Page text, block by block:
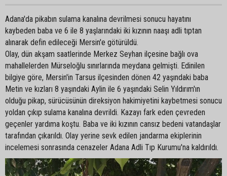
Adana'da pikabın sulama kanalına devrilmesi sonucu hayatını
kaybeden baba ve 6 ile 8 yaşlarındaki iki kızının naaşı adli tıptan
alınarak defin edileceği Mersin'e götürüldü.
Olay, dün akşam saatlerinde Merkez Seyhan ilçesine bağlı ova
mahallelerden Mürseloğlu sınırlarında meydana gelmişti. Edinilen
bilgiye göre, Mersin'in Tarsus ilçesinden dönen 42 yaşındaki baba
Metin ve kızları 8 yaşındaki Aylin ile 6 yaşındaki Selin Yıldırım'ın
olduğu pikap, sürücüsünün direksiyon hakimiyetini kaybetmesi sonucu
yoldan çıkıp sulama kanalına devrildi. Kazayı fark eden çevreden
geçenler yardıma koştu. Baba ve iki kızının cansız bedeni vatandaşlar
tarafından çıkarıldı. Olay yerine sevk edilen jandarma ekiplerinin
incelemesi sonrasında cenazeler Adana Adli Tıp Kurumu'na kaldırıldı.